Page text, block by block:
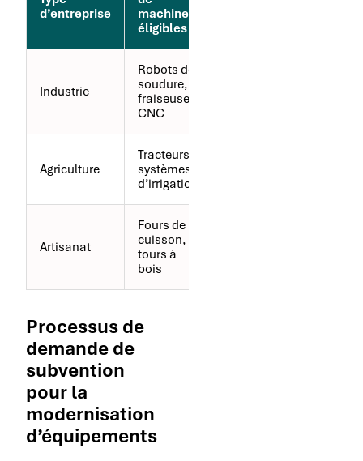
d’entreprise
machines
éligibles
Industrie
Robots de
soudure,
fraiseuses
CNC
Agriculture
Tracteurs,
systèmes
d’irrigation
Artisanat
Fours de
cuisson,
tours à
bois
Processus de
demande de
subvention
pour la
modernisation
d’équipements